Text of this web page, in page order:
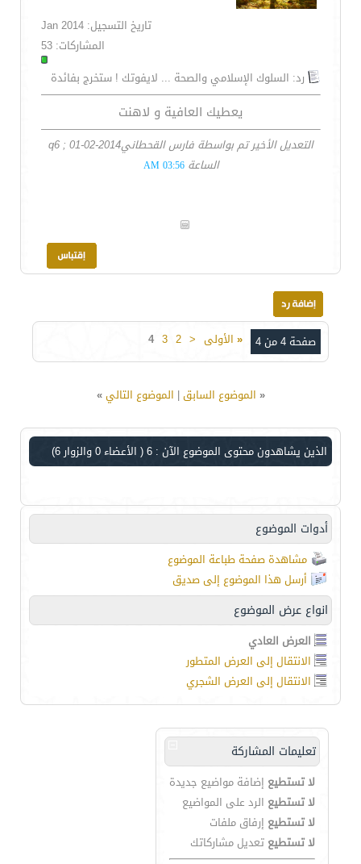
تاريخ التسجيل: Jan 2014
المشاركات: 53
رد: السلوك الإسلامي والصحة ... لايفوتك ! ستخرج بفائدة
يعطيك العافية و لاهنت
التعديل الأخير تم بواسطة فارس القحطانيq6 ; 01-02-2014
الساعة03:56 AM
صفحة 4 من 4 « الأولى <
2
3
4
« الموضوع السابق| الموضوع التالي»
الذين يشاهدون محتوى الموضوع الآن : 6 ( الأعضاء 0 والزوار 6)
أدوات الموضوع
مشاهدة صفحة طباعة الموضوع
أرسل هذا الموضوع إلى صديق
انواع عرض الموضوع
العرض العادي
الانتقال إلى العرض المتطور
الانتقال إلى العرض الشجري
تعليمات المشاركة
لا تستطيع إضافة مواضيع جديدة
لا تستطيع الرد على المواضيع
لا تستطيع إرفاق ملفات
لا تستطيع تعديل مشاركاتك